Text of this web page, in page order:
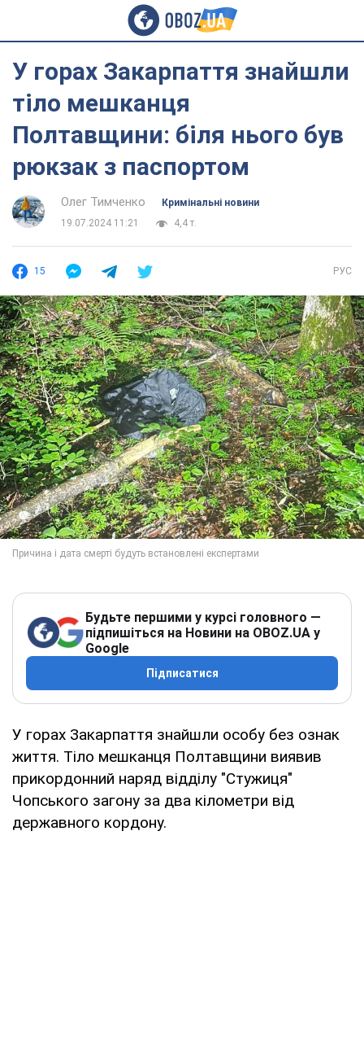
У горах Закарпаття знайшли
тіло мешканця
Полтавщини: біля нього був
рюкзак з паспортом
Олег Тимченко
Кримінальні новини
19.07.2024 11:21
4,4 т.
15 РУС
Будьте першими у курсі головного —
підпишіться на Новини на OBOZ.UA у
Google
Підписатися
У горах Закарпаття знайшли особу без ознак
життя. Тіло мешканця Полтавщини виявив
прикордонний наряд відділу "Стужиця"
Чопського загону за два кілометри від
державного кордону.